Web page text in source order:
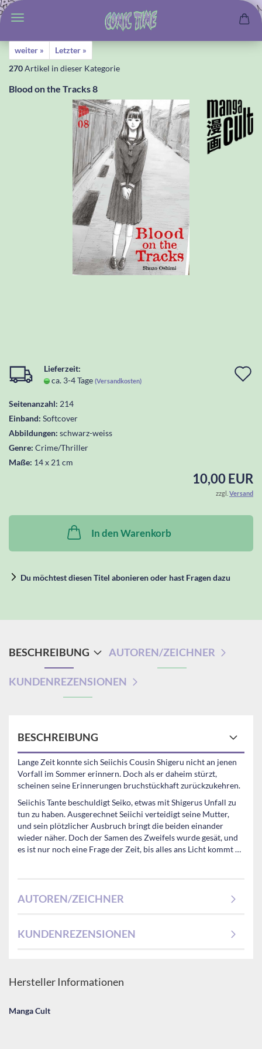
weiter »
Letzter »
270Artikel in dieser Kategorie
Blood on the Tracks 8
Lieferzeit:
ca. 3-4 Tage (Versandkosten)
Seitenanzahl: 214
Einband: Softcover
Abbildungen: schwarz-weiss
Genre: Crime/Thriller
Maße: 14 x 21 cm
10,00 EUR
zzgl. Versand
In den Warenkorb
Du möchtest diesen Titel abonieren oder hast Fragen dazu
BESCHREIBUNG AUTOREN/ZEICHNER
KUNDENREZENSIONEN
BESCHREIBUNG
Lange Zeit konnte sich Seiichis Cousin Shigeru nicht an jenen
Vorfall im Sommer erinnern. Doch als er daheim stürzt,
scheinen seine Erinnerungen bruchstückhaft zurückzukehren.
Seiichis Tante beschuldigt Seiko, etwas mit Shigerus Unfall zu
tun zu haben. Ausgerechnet Seiichi verteidigt seine Mutter,
und sein plötzlicher Ausbruch bringt die beiden einander
wieder näher. Doch der Samen des Zweifels wurde gesät, und
es ist nur noch eine Frage der Zeit, bis alles ans Licht kommt …
AUTOREN/ZEICHNER
KUNDENREZENSIONEN
Hersteller Informationen
Manga Cult